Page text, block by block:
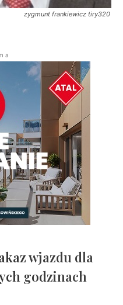
zygmunt frankiewicz tiry320
a
wjazdu dla
godzinach